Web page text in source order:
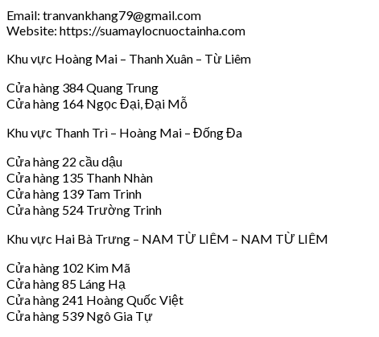
Email: tranvankhang79@gmail.com
Website: https://suamaylocnuoctainha.com
Khu vực Hoàng Mai – Thanh Xuân – Từ Liêm
Cửa hàng 384 Quang Trung
Cửa hàng 164 Ngọc Đại, Đại Mỗ
Khu vực Thanh Trì – Hoàng Mai – Đống Đa
Cửa hàng 22 cầu dậu
Cửa hàng 135 Thanh Nhàn
Cửa hàng 139 Tam Trinh
Cửa hàng 524 Trường Trinh
Khu vực Hai Bà Trưng – NAM TỪ LIÊM – NAM TỪ LIÊM
Cửa hàng 102 Kim Mã
Cửa hàng 85 Láng Hạ
Cửa hàng 241 Hoàng Quốc Việt
Cửa hàng 539 Ngô Gia Tự